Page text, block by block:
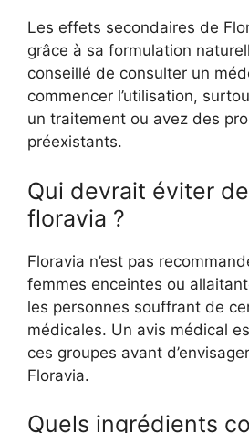
Les effets secondaires de
grâce à sa formulation
conseillé de consulter un
commencer l’utilisation,
un traitement ou avez des
préexistants.
Qui devrait éviter
floravia ?
Floravia n’est pas
femmes enceintes ou
les personnes souffrant de
médicales. Un avis médical
ces groupes avant
Floravia.
Quels ingrédients